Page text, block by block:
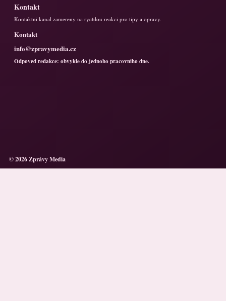
Kontakt
Kontaktni kanal zamereny na rychlou reakci pro tipy a opravy.
Kontakt
info@zpravymedia.cz
Odpoved redakce: obvykle do jednoho pracovniho dne.
© 2026 Zprávy Media